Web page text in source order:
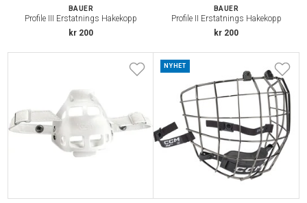
BAUER
Profile III Erstatnings Hakekopp
kr 200
BAUER
Profile II Erstatnings Hakekopp
kr 200
NYHET